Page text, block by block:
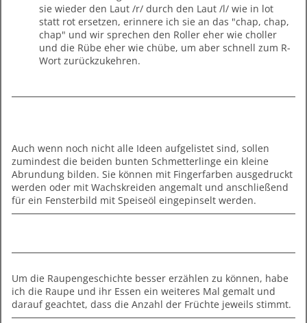
sie wieder den Laut /r/ durch den Laut /l/ wie in lot
statt rot ersetzen, erinnere ich sie an das "chap, chap,
chap" und wir sprechen den Roller eher wie choller
und die Rübe eher wie chübe, um aber schnell zum R-
Wort zurückzukehren.
Auch wenn noch nicht alle Ideen aufgelistet sind, sollen
zumindest die beiden bunten Schmetterlinge ein kleine
Abrundung bilden. Sie können mit Fingerfarben ausgedruckt
werden oder mit Wachskreiden angemalt und anschließend
für ein Fensterbild mit Speiseöl eingepinselt werden.
Um die Raupengeschichte besser erzählen zu können, habe
ich die Raupe und ihr Essen ein weiteres Mal gemalt und
darauf geachtet, dass die Anzahl der Früchte jeweils stimmt.